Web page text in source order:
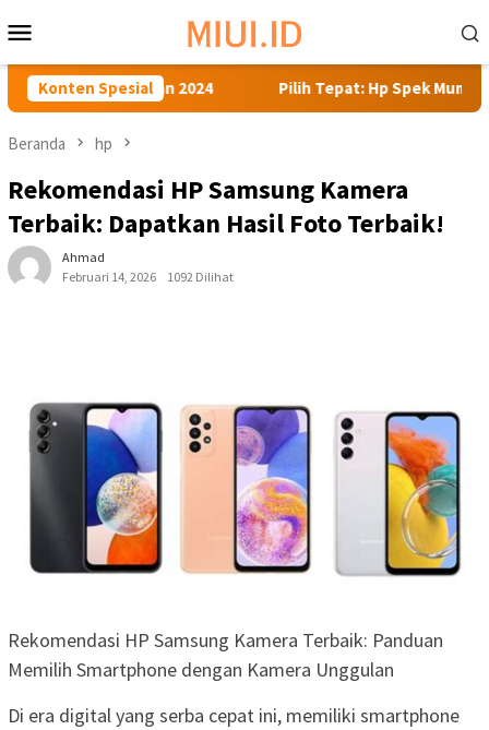
ke
kontenMobile
Konten Spesial
Jutaan 2024 Pilih Tepat: Hp Spek Mumpuni di Bawah
Beranda hp
Rekomendasi HP Samsung Kamera
Terbaik: Dapatkan Hasil Foto Terbaik!
Ahmad
Februari 14, 2026
1092 Dilihat
Rekomendasi HP Samsung Kamera Terbaik: Panduan
Memilih Smartphone dengan Kamera Unggulan
Di era digital yang serba cepat ini, memiliki smartphone